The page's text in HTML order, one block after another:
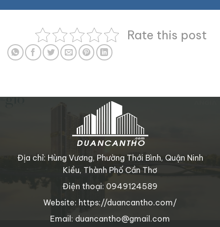
Rate this post
Địa chỉ: Hùng Vương, Phường Thới Bình, Quận Ninh
Kiều, Thành Phố Cần Thơ
Điện thoại: 0949124589
Website: https://duancantho.com/
Email: duancantho@gmail.com